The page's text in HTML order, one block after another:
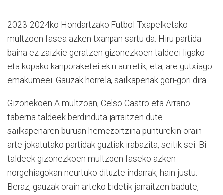
2023-2024ko Hondartzako Futbol Txapelketako
multzoen fasea azken txanpan sartu da. Hiru partida
baina ez zaizkie geratzen gizonezkoen taldeei ligako
eta kopako kanporaketei ekin aurretik, eta, are gutxiago
emakumeei. Gauzak horrela, sailkapenak gori-gori dira.
Gizonekoen A multzoan, Celso Castro eta Arrano
taberna taldeek berdinduta jarraitzen dute
sailkapenaren buruan hemezortzina punturekin orain
arte jokatutako partidak guztiak irabazita, seitik sei. Bi
taldeek gizonezkoen multzoen faseko azken
norgehiagokan neurtuko dituzte indarrak, hain justu.
Beraz, gauzak orain arteko bidetik jarraitzen badute,